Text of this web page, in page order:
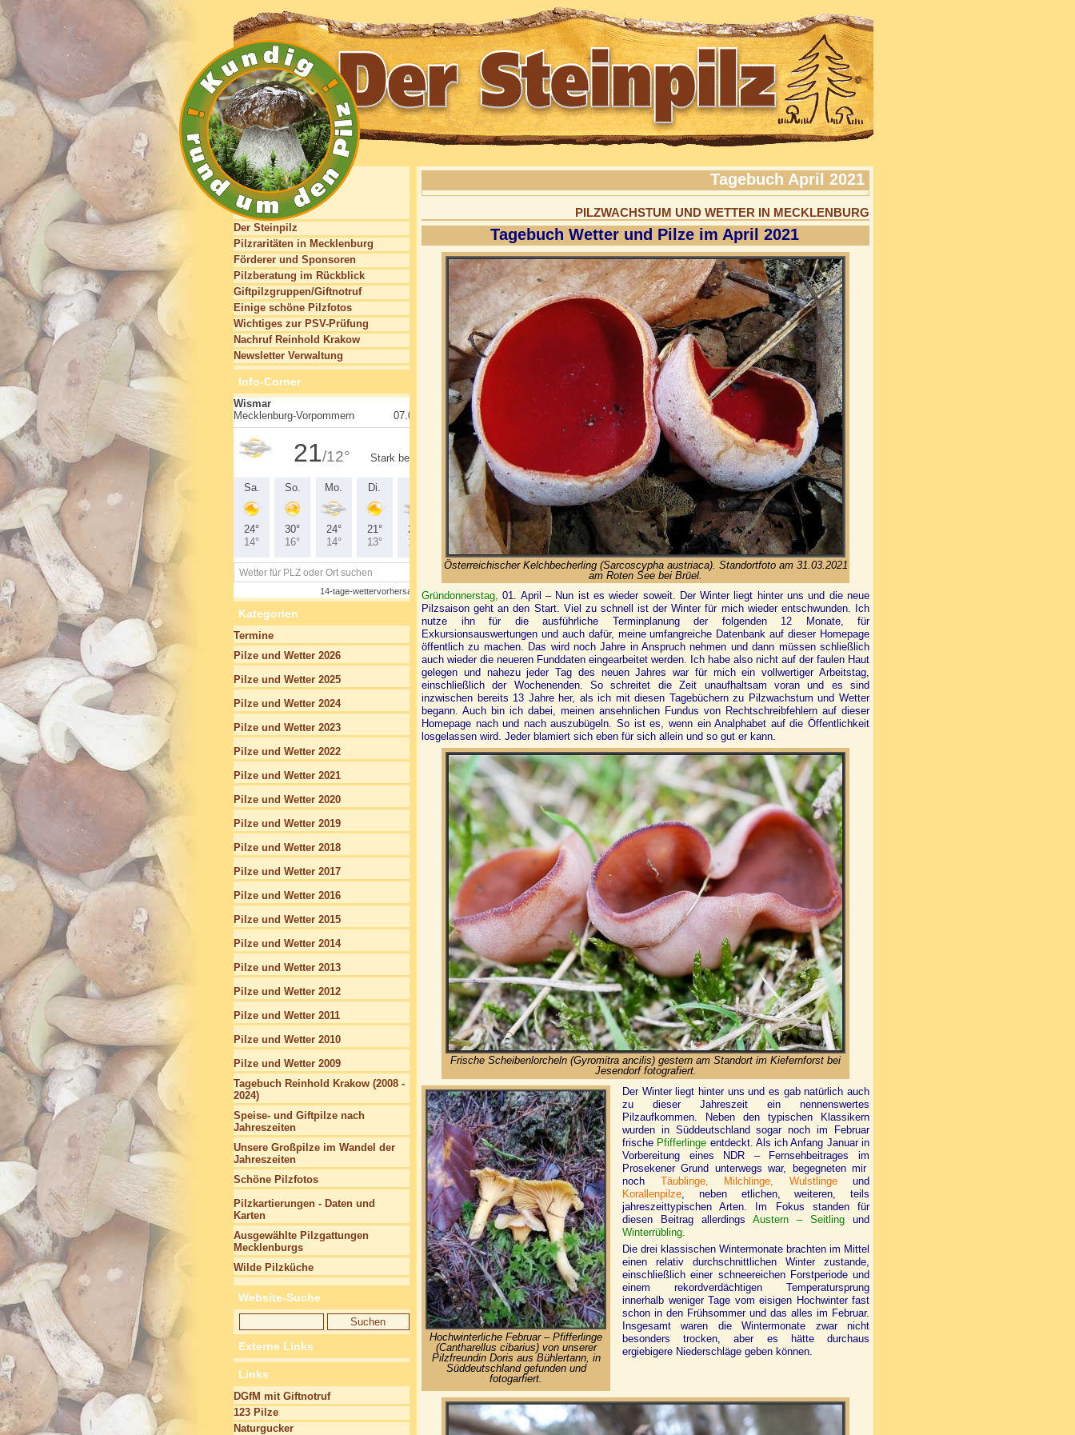
Tagebuch April 2021
PILZWACHSTUM UND WETTER IN MECKLENBURG
Tagebuch Wetter und Pilze im April 2021
Österreichischer Kelchbecherling (Sarcoscypha austriaca). Standortfoto am 31.03.2021
am Roten See bei Brüel.
Gründonnerstag, 01. April – Nun ist es wieder soweit. Der Winter liegt hinter uns und die neue
Pilzsaison geht an den Start. Viel zu schnell ist der Winter für mich wieder entschwunden. Ich
nutze ihn für die ausführliche Terminplanung der folgenden 12 Monate, für
Exkursionsauswertungen und auch dafür, meine umfangreiche Datenbank auf dieser Homepage
öffentlich zu machen. Das wird noch Jahre in Anspruch nehmen und dann müssen schließlich
auch wieder die neueren Funddaten eingearbeitet werden. Ich habe also nicht auf der faulen Haut
gelegen und nahezu jeder Tag des neuen Jahres war für mich ein vollwertiger Arbeitstag,
einschließlich der Wochenenden. So schreitet die Zeit unaufhaltsam voran und es sind
inzwischen bereits 13 Jahre her, als ich mit diesen Tagebüchern zu Pilzwachstum und Wetter
begann. Auch bin ich dabei, meinen ansehnlichen Fundus von Rechtschreibfehlern auf dieser
Homepage nach und nach auszubügeln. So ist es, wenn ein Analphabet auf die Öffentlichkeit
losgelassen wird. Jeder blamiert sich eben für sich allein und so gut er kann.
Frische Scheibenlorcheln (Gyromitra ancilis) gestern am Standort im Kiefernforst bei
Jesendorf fotografiert.
Hochwinterliche Februar – Pfifferlinge
(Cantharellus cibarius) von unserer
Pilzfreundin Doris aus Bühlertann, in
Süddeutschland gefunden und
fotogarfiert.
Der Winter liegt hinter uns und es gab natürlich auch
zu dieser Jahreszeit ein nennenswertes
Pilzaufkommen. Neben den typischen Klassikern
wurden in Süddeutschland sogar noch im Februar
frische Pfifferlinge entdeckt. Als ich Anfang Januar in
Vorbereitung eines NDR – Fernsehbeitrages im
Prosekener Grund unterwegs war, begegneten mir
noch Täublinge, Milchlinge, Wulstlingeund
Korallenpilze, neben etlichen, weiteren, teils
jahreszeittypischen Arten. Im Fokus standen für
diesen Beitrag allerdings Austern – Seitling und
Winterrübling.
Die drei klassischen Wintermonate brachten im Mittel
einen relativ durchschnittlichen Winter zustande,
einschließlich einer schneereichen Forstperiode und
einem rekordverdächtigen Temperatursprung
innerhalb weniger Tage vom eisigen Hochwinter fast
schon in den Frühsommer und das alles im Februar.
Insgesamt waren die Wintermonate zwar nicht
besonders trocken, aber es hätte durchaus
ergiebigere Niederschläge geben können.
Der Steinpilz
Pilzraritäten in Mecklenburg
Förderer und Sponsoren
Pilzberatung im Rückblick
Giftpilzgruppen/Giftnotruf
Einige schöne Pilzfotos
Wichtiges zur PSV-Prüfung
Nachruf Reinhold Krakow
Newsletter Verwaltung
Info-Corner
Kategorien
Termine
Pilze und Wetter 2026
Pilze und Wetter 2025
Pilze und Wetter 2024
Pilze und Wetter 2023
Pilze und Wetter 2022
Pilze und Wetter 2021
Pilze und Wetter 2020
Pilze und Wetter 2019
Pilze und Wetter 2018
Pilze und Wetter 2017
Pilze und Wetter 2016
Pilze und Wetter 2015
Pilze und Wetter 2014
Pilze und Wetter 2013
Pilze und Wetter 2012
Pilze und Wetter 2011
Pilze und Wetter 2010
Pilze und Wetter 2009
Tagebuch Reinhold Krakow (2008 -
2024)
Speise- und Giftpilze nach
Jahreszeiten
Unsere Großpilze im Wandel der
Jahreszeiten
Schöne Pilzfotos
Pilzkartierungen - Daten und
Karten
Ausgewählte Pilzgattungen
Mecklenburgs
Wilde Pilzküche
Website-Suche
Externe Links
Links
DGfM mit Giftnotruf
123 Pilze
Naturgucker